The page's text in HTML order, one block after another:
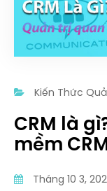
Kiến Thức
CRM là
mềm
Tháng 10 3,